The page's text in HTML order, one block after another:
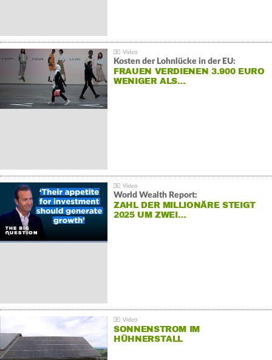
Kosten der Lohnlücke in der EU:
FRAUEN VERDIENEN 3.900 EURO
WENIGER ALS…
World Wealth Report:
ZAHL DER MILLIONÄRE STEIGT
2025 UM ZWEI…
SONNENSTROM IM
HÜHNERSTALL